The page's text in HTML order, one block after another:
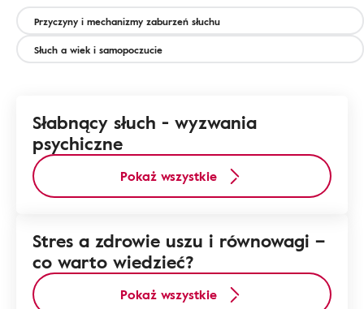
Przyczyny i mechanizmy zaburzeń słuchu
Słuch a wiek i samopoczucie
Słabnący słuch - wyzwania
psychiczne
Pokaż wszystkie
Stres a zdrowie uszu i równowagi –
co warto wiedzieć?
Pokaż wszystkie